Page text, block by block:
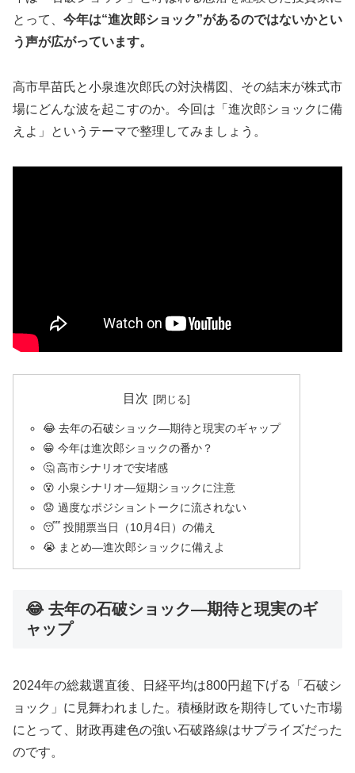
とって、 今年は“進次郎ショック”があるのではないかとい
う声が広がっています。
高市早苗氏と小泉進次郎氏の対決構図、その結末が株式市
場にどんな波を起こすのか。今回は「進次郎ショックに備
えよ」というテーマで整理してみましょう。
目次
😂 去年の石破ショック—期待と現実のギャップ
😁 今年は進次郎ショックの番か？
🤔 高市シナリオで安堵感
😵 小泉シナリオ—短期ショックに注意
😟 過度なポジショントークに流されない
😴 投開票当日（10月4日）の備え
😭 まとめ—進次郎ショックに備えよ
😂 去年の石破ショック—期待と現実のギ
ャップ
2024年の総裁選直後、日経平均は800円超下げる「石破シ
ョック」に見舞われました。積極財政を期待していた市場
にとって、財政再建色の強い石破路線はサプライズだった
のです。